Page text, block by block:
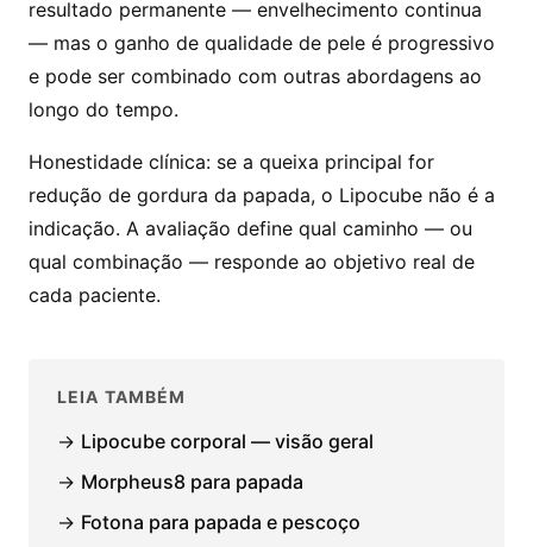
resultado permanente — envelhecimento continua
— mas o ganho de qualidade de pele é progressivo
e pode ser combinado com outras abordagens ao
longo do tempo.
Honestidade clínica: se a queixa principal for
redução de gordura da papada, o Lipocube não é a
indicação. A avaliação define qual caminho — ou
qual combinação — responde ao objetivo real de
cada paciente.
LEIA TAMBÉM
→ Lipocube corporal — visão geral
→ Morpheus8 para papada
→ Fotona para papada e pescoço